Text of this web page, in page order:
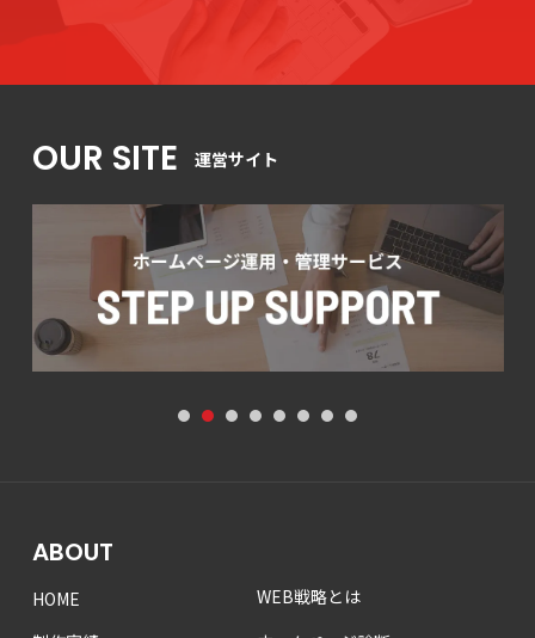
OUR SITE 運営サイト
1 2 3 4 5 6 7 8
ABOUT
HOME
WEB戦略とは